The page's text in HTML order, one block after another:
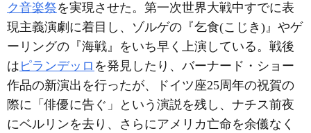
ク音楽祭を実現させた。第一次世界大戦中すでに表
現主義演劇に着目し、ゾルゲの『乞食(こじき)』やゲ
ーリングの『海戦』をいち早く上演している。戦後
は ピランデッロ を発見したり、バーナード・ショー
作品の新演出を行ったが、ドイツ座25周年の祝賀の
際に「俳優に告ぐ」という演説を残し、ナチス前夜
にベルリンを去り、さらにアメリカ亡命を余儀なく